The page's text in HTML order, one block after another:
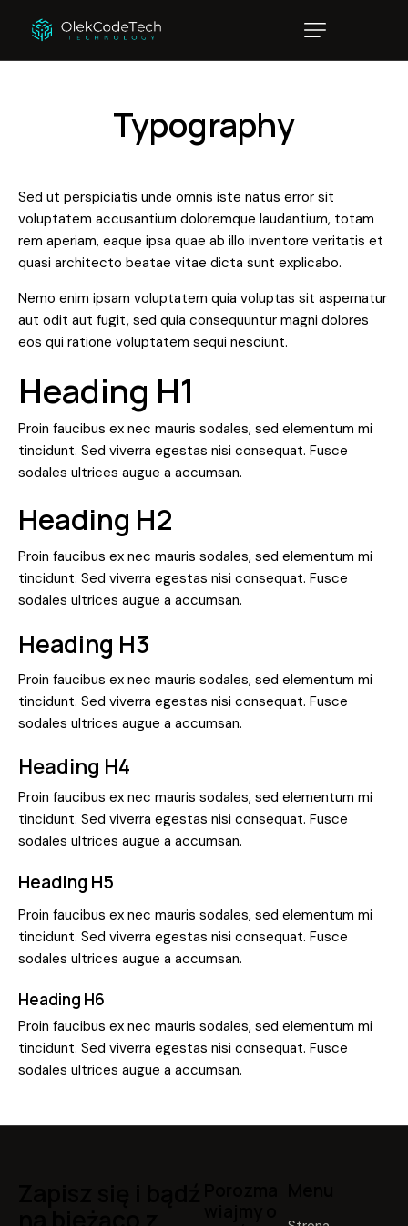
Typography
Sed ut perspiciatis unde omnis iste natus error sit
voluptatem accusantium doloremque laudantium, totam
rem aperiam, eaque ipsa quae ab illo inventore veritatis et
quasi architecto beatae vitae dicta sunt explicabo.
Nemo enim ipsam voluptatem quia voluptas sit aspernatur
aut odit aut fugit, sed quia consequuntur magni dolores
eos qui ratione voluptatem sequi nesciunt.
Heading H1
Proin faucibus ex nec mauris sodales, sed elementum mi
tincidunt. Sed viverra egestas nisi consequat. Fusce
sodales ultrices augue a accumsan.
Heading H2
Proin faucibus ex nec mauris sodales, sed elementum mi
tincidunt. Sed viverra egestas nisi consequat. Fusce
sodales ultrices augue a accumsan.
Heading H3
Proin faucibus ex nec mauris sodales, sed elementum mi
tincidunt. Sed viverra egestas nisi consequat. Fusce
sodales ultrices augue a accumsan.
Heading H4
Proin faucibus ex nec mauris sodales, sed elementum mi
tincidunt. Sed viverra egestas nisi consequat. Fusce
sodales ultrices augue a accumsan.
Heading H5
Proin faucibus ex nec mauris sodales, sed elementum mi
tincidunt. Sed viverra egestas nisi consequat. Fusce
sodales ultrices augue a accumsan.
Heading H6
Proin faucibus ex nec mauris sodales, sed elementum mi
tincidunt. Sed viverra egestas nisi consequat. Fusce
sodales ultrices augue a accumsan.